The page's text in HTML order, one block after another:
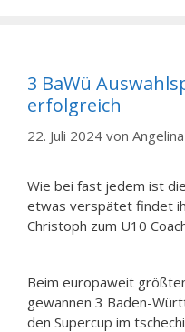
3 BaWü
erfolgreich
22. Juli 2024 von Angelina
Wie bei fast jedem ist
etwas verspätet findet
Christoph zum U10
Beim europaweit
gewannen 3 Baden-
den Supercup im